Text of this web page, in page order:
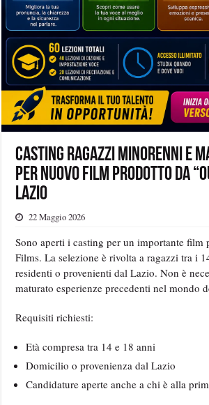
Casting ragazzi minorenni e
per nuovo film prodotto da
Lazio
22 Maggio 2026
Sono aperti i casting per un importante film
Films. La selezione è rivolta a ragazzi tra i
residenti o provenienti dal Lazio. Non è
maturato esperienze precedenti nel mondo
Requisiti richiesti:
Età compresa tra 14 e 18 anni
Domicilio o provenienza dal Lazio
Candidature aperte anche a chi è alla